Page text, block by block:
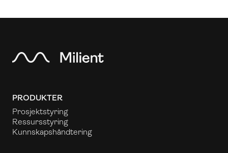
PRODUKTER
Prosjektstyring
Ressursstyring
Kunnskapshåndtering